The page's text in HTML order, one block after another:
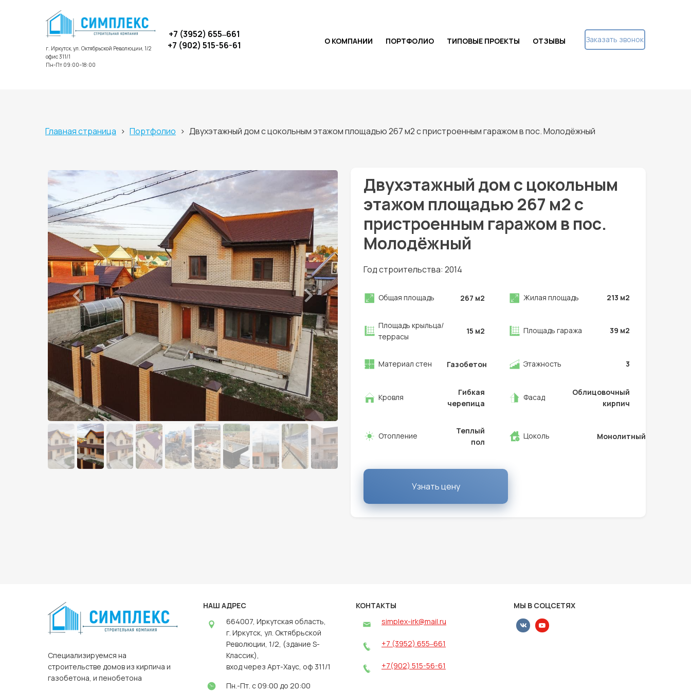
г. Иркутск, ул. Октябрьской Революции, 1/2
офис 311/1
Пн-Пт 09:00–18:00
+7 (3952) 655‒661
+7 (902) 515-56-61
О КОМПАНИИ ПОРТФОЛИО ТИПОВЫЕ ПРОЕКТЫ ОТЗЫВЫ Заказать звонок
Главная страница › Портфолио › Двухэтажный дом с цокольным этажом площадью 267 м2 с пристроенным гаражом в пос. Молодёжный
Двухэтажный дом с цокольным
этажом площадью 267 м2 с
пристроенным гаражом в пос.
Молодёжный
Год строительства: 2014
Общая площадь 267 м2 Жилая площадь 213 м2
Площадь крыльца/
террасы
15 м2 Площадь гаража 39 м2
Материал стен Газобетон Этажность 3
Кровля
Гибкая
черепица
Фасад
Облицовочный
кирпич
Отопление
Теплый
пол
Цоколь Монолитный
Узнать цену
Cпециализируемся на
строительстве домов из кирпича и
газобетона, и пенобетона
НАШ АДРЕС
664007, Иркутская область,
г. Иркутск, ул. Октябрьской
Революции, 1/2, (здание S-
Классик),
вход через Арт-Хаус, оф 311/1
Пн.-Пт. с 09:00 до 20:00
КОНТАКТЫ
simplex-irk@mail.ru
+7 (3952) 655‒661
+7(902) 515-56-61
МЫ В СОЦСЕТЯХ